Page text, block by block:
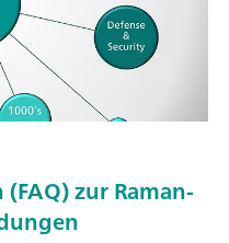
zur Raman-